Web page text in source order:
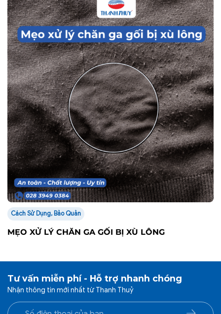
Cách Sử Dụng, Bảo Quản
MẸO XỬ LÝ CHĂN GA GỐI BỊ XÙ LÔNG
Tư vấn miễn phí - Hỗ trợ nhanh chóng
Nhận thông tin mới nhất từ Thanh Thuỷ